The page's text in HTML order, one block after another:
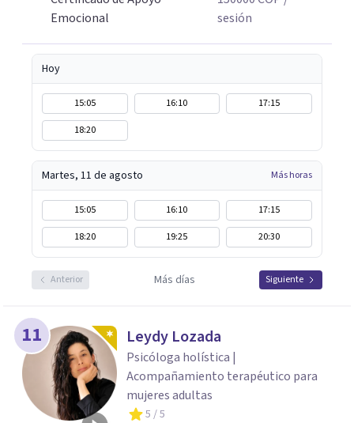
Emocional
sesión
Hoy
15:05 16:10
17:15
18:20
Martes, 11 de agosto Más horas
15:05 16:10
17:15
18:20
19:25 20:30
Anterior Más días Siguiente
11 Leydy Lozada
Psicóloga holística |
Acompañamiento terapéutico para
mujeres adultas
5 / 5